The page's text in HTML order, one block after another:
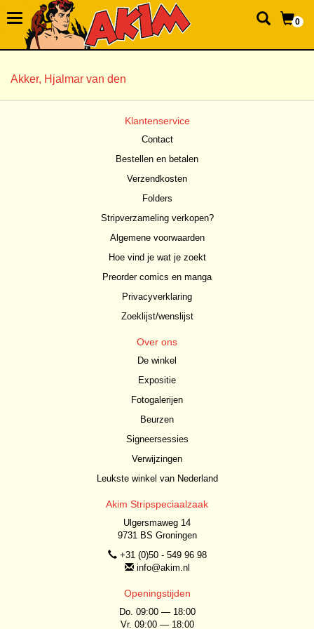
0
Akker, Hjalmar van den
Klantenservice
Contact
Bestellen en betalen
Verzendkosten
Folders
Stripverzameling verkopen?
Algemene voorwaarden
Hoe vind je wat je zoekt
Preorder comics en manga
Privacyverklaring
Zoeklijst/wenslijst
Over ons
De winkel
Expositie
Fotogalerijen
Beurzen
Signeersessies
Verwijzingen
Leukste winkel van Nederland
Akim Stripspeciaalzaak
Ulgersmaweg 14
9731 BS Groningen
+31 (0)50 - 549 96 98
info@akim.nl
Openingstijden
Do. 09:00 — 18:00
Vr. 09:00 — 18:00